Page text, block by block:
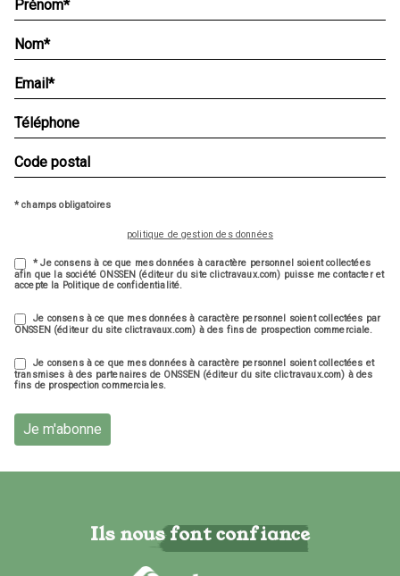
* champs obligatoires
politique de gestion des données
* Je consens à ce que mes données à caractère personnel soient collectées
afin que la société ONSSEN (éditeur du site clictravaux.com) puisse me contacter et
accepte la Politique de confidentialité.
Je consens à ce que mes données à caractère personnel soient collectées par
ONSSEN (éditeur du site clictravaux.com) à des fins de prospection commerciale.
Je consens à ce que mes données à caractère personnel soient collectées et
transmises à des partenaires de ONSSEN (éditeur du site clictravaux.com) à des
fins de prospection commerciales.
Je m'abonne
Ils nous font confiance